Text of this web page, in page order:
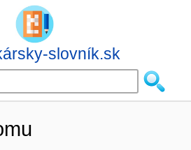
slovník.sk